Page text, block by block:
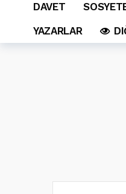
DAVET
YAZARLAR